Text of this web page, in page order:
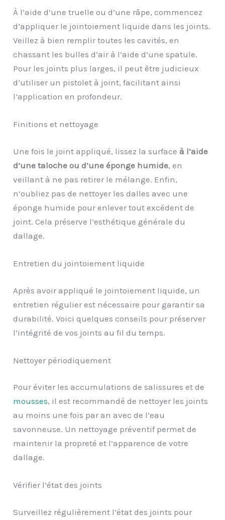
À l’aide d’une truelle ou d’une râpe, commencez
d’appliquer le jointoiement liquide dans les joints.
Veillez à bien remplir toutes les cavités, en
chassant les bulles d’air à l’aide d’une spatule.
Pour les joints plus larges, il peut être judicieux
d’utiliser un pistolet à joint, facilitant ainsi
l’application en profondeur.
Finitions et nettoyage
Une fois le joint appliqué, lissez la surface à l’aide
d’une taloche ou d’une éponge humide, en
veillant à ne pas retirer le mélange. Enfin,
n’oubliez pas de nettoyer les dalles avec une
éponge humide pour enlever tout excédent de
joint. Cela préserve l’esthétique générale du
dallage.
Entretien du jointoiement liquide
Après avoir appliqué le jointoiement liquide, un
entretien régulier est nécessaire pour garantir sa
durabilité. Voici quelques conseils pour préserver
l’intégrité de vos joints au fil du temps.
Nettoyer périodiquement
Pour éviter les accumulations de salissures et de
mousses, il est recommandé de nettoyer les joints
au moins une fois par an avec de l’eau
savonneuse. Un nettoyage préventif permet de
maintenir la propreté et l’apparence de votre
dallage.
Vérifier l’état des joints
Surveillez régulièrement l’état des joints pour